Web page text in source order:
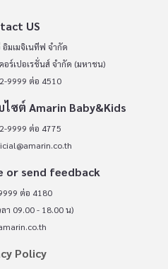
US
อิมเมจิเนทีฟ จำกัด
ร์เปอเรชั่นส์ จำกัด (มหาชน)
9999 ต่อ 4510
ซต์ Amarin Baby&Kids
9999 ต่อ 4775
or send feedback
ต่อ 4180
า 09.00 - 18.00 น)
Policy